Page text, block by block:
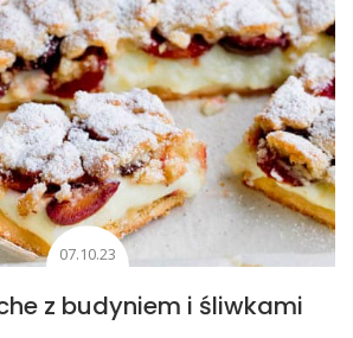
07.10.23
z budyniem i śliwkami